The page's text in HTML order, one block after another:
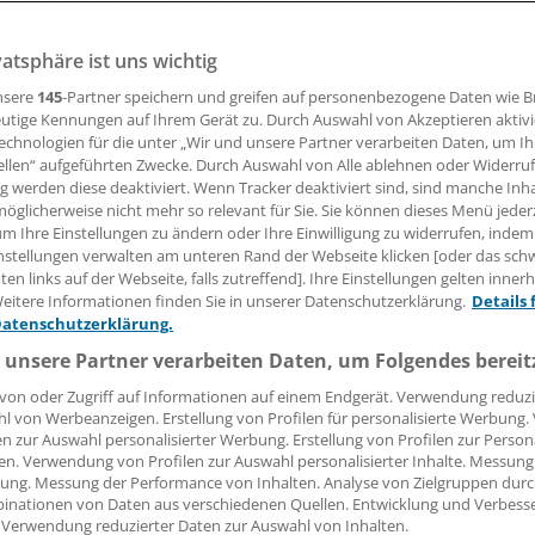
Arzt-Patienten-Verhältnis gesucht. Der Preis von AOK
ist mit insgesamt 50 000 Euro dotiert.
05:00 Uhr
dass Therapieerfolge wesentlich höher sind, wenn der
hinweg entscheidet, sondern ihn bei der
werden innovative Ideen und Modelle für eine Arzt-
der die Patienten aktiv und gleichberechtigt in Planung
einbezogen sind. Ziel ist es dabei, die Therapiemotivation
und Therapeuten in ambulanten und stationären
Eine unabhängige Jury aus Vertretern von
Politik entscheidet über die Preisvergabe.
ist uns wichtig
145-Partner speichern und greifen auf personenbezogene Daten wie
Kennungen auf Ihrem Gerät zu. Durch Auswahl von Akzeptieren
für die unter „Wir und unsere Partner verarbeiten Daten, um
aufgeführten Zwecke. Durch Auswahl von Alle ablehnen oder
werden diese deaktiviert. Wenn Tracker deaktiviert sind, sind manche
nicht mehr so relevant für Sie. Sie können dieses Menü
Ihre Einstellungen zu ändern oder Ihre Einwilligung zu widerrufen, indem
verwalten am unteren Rand der Webseite klicken [oder das
links auf der Webseite, falls zutreffend]. Ihre Einstellungen gelten
Informationen finden Sie in unserer Datenschutzerklärung. Details
Partner verarbeiten Daten, um Folgendes
oder Zugriff auf Informationen auf einem Endgerät. Verwendung
von Werbeanzeigen. Erstellung von Profilen für personalisierte
zur Auswahl personalisierter Werbung. Erstellung von Profilen zur
Verwendung von Profilen zur Auswahl personalisierter Inhalte.
Messung der Performance von Inhalten. Analyse von Zielgruppen
von Daten aus verschiedenen Quellen. Entwicklung und
reduzierter Daten zur Auswahl von Inhalten.